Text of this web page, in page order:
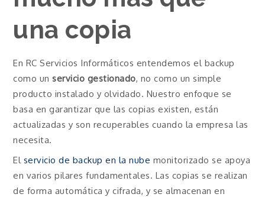
una copia
En RC Servicios Informáticos entendemos el backup
como unservicio gestionado, no como un simple
producto instalado y olvidado. Nuestro enfoque se
basa en garantizar que las copias existen, están
actualizadas y son recuperables cuando la empresa las
necesita.
El servicio de backup en la nube monitorizado se apoya
en varios pilares fundamentales. Las copias se realizan
de forma automática y cifrada, y se almacenan en